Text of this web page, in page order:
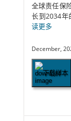
全球责任保
长到2034年
读更多
December,
下载样本